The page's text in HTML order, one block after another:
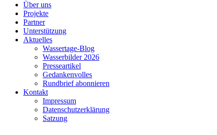
Über uns
Projekte
Partner
Unterstützung
Aktuelles
Wassertage-Blog
Wasserbilder 2026
Presseartikel
Gedankenvolles
Rundbrief abonnieren
Kontakt
Impressum
Datenschutzerklärung
Satzung